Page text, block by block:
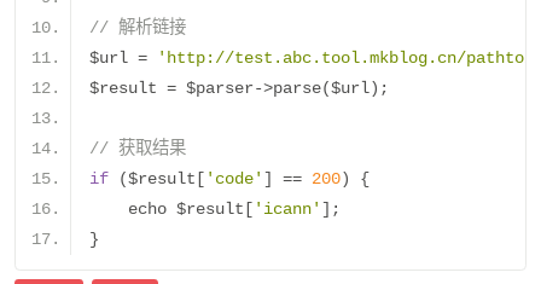
// 解析链接
$url =
'http://test.abc.tool.mkblog.cn/pathto/
$result = $parser->parse($url);
// 获取结果
if
($result [ 'code' ] == 200)
{
    echo $result
[ 'icann' ];
}